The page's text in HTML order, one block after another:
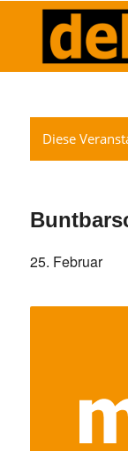
Diese
25. Februar